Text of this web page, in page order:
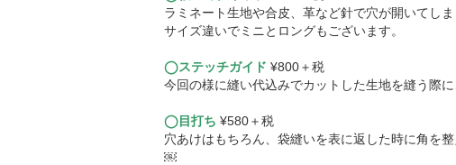
ラミネート生地や合皮、革など針で穴が開いてし
サイズ違いでミニとロングもございます。
◯ステッチガイド ¥800＋税
今回の様に縫い代込みでカットした生地を縫う際
◯目打ち ¥580＋税
穴あけはもちろん、袋縫いを表に返した時に角を
￼